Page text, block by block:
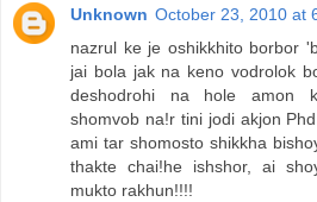
Unknown October 23, 2010 at
nazrul ke je oshikkhito borbor
jai bola jak na keno vodrolok
deshodrohi na hole amon
shomvob na!r tini jodi akjon
ami tar shomosto shikkha
thakte chai!he ishshor, ai
mukto rakhun!!!!